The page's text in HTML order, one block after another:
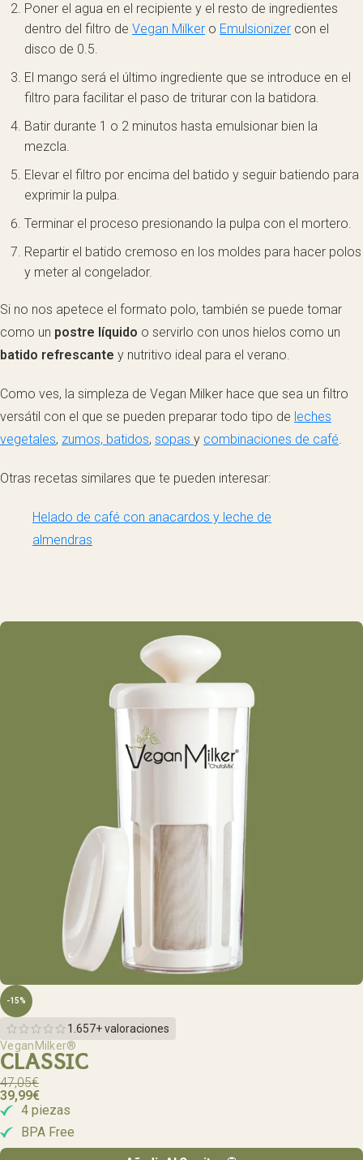
Poner el agua en el recipiente y el resto de ingredientes
dentro del filtro de Vegan Milker o Emulsionizer con el
disco de 0.5.
El mango será el último ingrediente que se introduce en el
filtro para facilitar el paso de triturar con la batidora.
Batir durante 1 o 2 minutos hasta emulsionar bien la
mezcla.
Elevar el filtro por encima del batido y seguir batiendo para
exprimir la pulpa.
Terminar el proceso presionando la pulpa con el mortero.
Repartir el batido cremoso en los moldes para hacer polos
y meter al congelador.
Si no nos apetece el formato polo, también se puede tomar
como un postre líquido o servirlo con unos hielos como un
batido refrescante y nutritivo ideal para el verano.
Como ves, la simpleza de Vegan Milker hace que sea un filtro
versátil con el que se pueden preparar todo tipo de leches
vegetales, zumos, batidos, sopas y combinaciones de café.
Otras recetas similares que te pueden interesar:
Helado de café con anacardos y leche de
almendras
-15%
1.657+ valoraciones
VeganMilker®
CLASSIC
47,05€
39,99€
4 piezas
BPA Free